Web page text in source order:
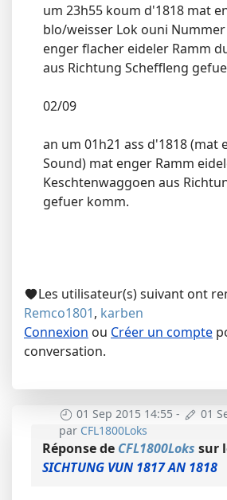
um 23h55 koum d'1818 mat
blo/weisser Lok ouni
enger flacher eideler Ramm
aus Richtung Scheffleng
02/09
an um 01h21 ass d'1818 (mat
Sound) mat enger Ramm
Keschtenwaggoen aus
gefuer komm.
Les utilisateur(s) suivant ont
Remco1801, karben
Connexion ou Créer un compte
conversation.
01 Sep 2015 14:55 - 01
par CFL1800Loks
Réponse de CFL1800Loks sur
SICHTUNG VUN 1817 AN 1818